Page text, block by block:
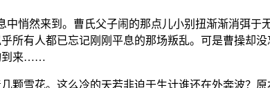
悄然来到。曹氏父子闹的那点儿小别扭渐渐消弭
所有人都已忘记刚刚平息的那场叛乱。可是曹操却
到来……
颗雪花。这么冷的天若非迫于生计谁还在外奔波？